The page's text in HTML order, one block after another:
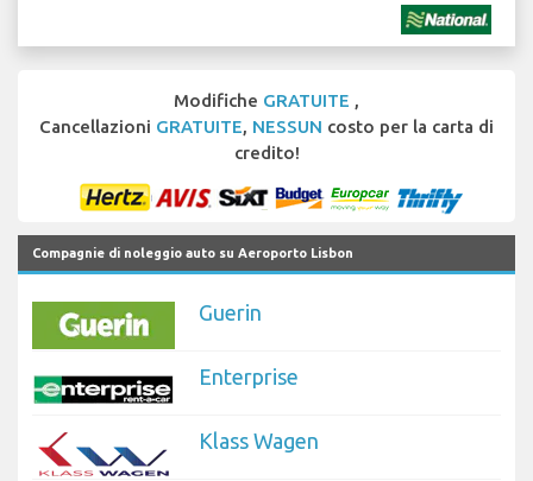
Modifiche GRATUITE ,
Cancellazioni GRATUITE, NESSUN costo per la carta di
credito!
Compagnie di noleggio auto su Aeroporto Lisbon
Guerin
Enterprise
Klass Wagen